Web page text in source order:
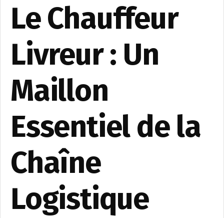
Le Chauffeur
Livreur : Un
Maillon
Essentiel de la
Chaîne
Logistique